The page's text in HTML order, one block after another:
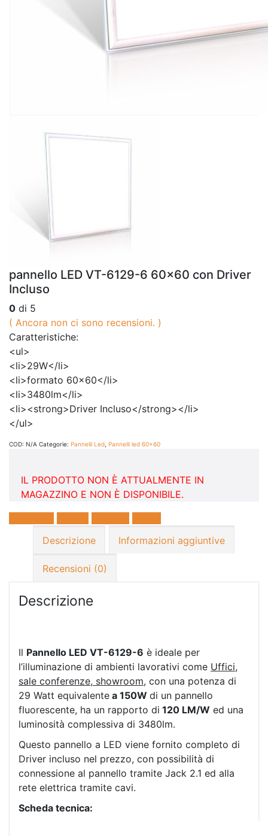
pannello LED VT-6129-6 60×60 con Driver
Incluso
0 di 5
( Ancora non ci sono recensioni. )
Caratteristiche:
<ul>
<li>29W</li>
<li>formato 60×60</li>
<li>3480lm</li>
<li><strong>Driver Incluso</strong></li>
</ul>
COD: N/A Categorie: Pannelli Led Pannelli led 60x60
IL PRODOTTO NON È ATTUALMENTE IN
MAGAZZINO E NON È DISPONIBILE.
Descrizione
Informazioni aggiuntive
Recensioni (0)
Descrizione
Il Pannello LED VT-6129-6 è ideale per
l’illuminazione di ambienti lavorativi come Uffici,
sale conferenze, showroom, con una potenza di
29 Watt equivalente a 150W di un pannello
fluorescente, ha un rapporto di 120 LM/W ed una
luminosità complessiva di 3480lm.
Questo pannello a LED viene fornito completo di
Driver incluso nel prezzo, con possibilità di
connessione al pannello tramite Jack 2.1 ed alla
rete elettrica tramite cavi.
Scheda tecnica: